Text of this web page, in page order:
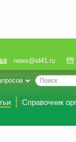
news@id41.ru
Справочник